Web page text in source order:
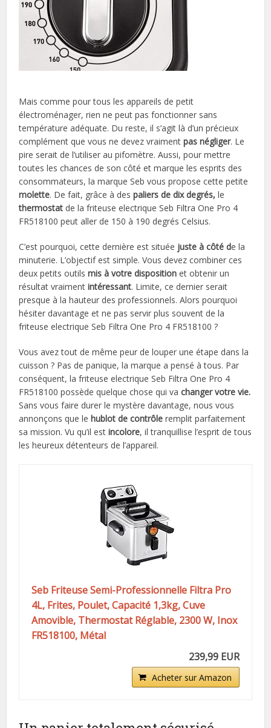
Mais comme pour tous les appareils de petit
électroménager, rien ne peut pas fonctionner sans
température adéquate. Du reste, il s’agit là d’un précieux
complément que vous ne devez vraimentpas négliger. Le
pire serait de l’utiliser au pifomètre. Aussi, pour mettre
toutes les chances de son côté et marque les esprits des
consommateurs, la marque Seb vous propose cette petite
molette. De fait, grâce à despaliers de dix degrés, le
thermostat de la friteuse electrique Seb Filtra One Pro 4
FR518100 peut aller de 150 à 190 degrés Celsius.
C’est pourquoi, cette dernière est située juste à côté de la
minuterie. L’objectif est simple. Vous devez combiner ces
deux petits outilsmis à votre disposition et obtenir un
résultat vraimentintéressant. Limite, ce dernier serait
presque à la hauteur des professionnels. Alors pourquoi
hésiter davantage et ne pas servir plus souvent de la
friteuse electrique Seb Filtra One Pro 4 FR518100 ?
Vous avez tout de même peur de louper une étape dans la
cuisson ? Pas de panique, la marque a pensé à tous. Par
conséquent, la friteuse electrique Seb Filtra One Pro 4
FR518100 possède quelque chose qui vachanger votre vie.
Sans vous faire durer le mystère davantage, nous vous
annonçons que lehublot de contrôle remplit parfaitement
sa mission. Vu qu’il estincolore, il tranquillise l’esprit de tous
les heureux détenteurs de l’appareil.
Seb Friteuse Semi-Professionnelle Filtra Pro
4L, Frites, Poulet, Capacité 1,3kg, Cuve
Amovible, Thermostat Réglable, 2300 W, Inox
FR518100, Métal
239,99 EUR
Acheter sur Amazon